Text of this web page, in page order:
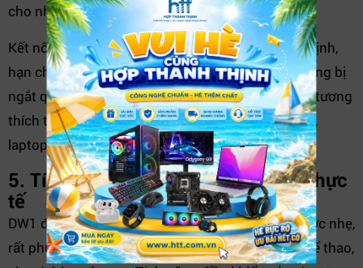
cho những buổi tập tiếp theo.
Kết nối Bluetooth 5.0 đảm bảo đường truyền ổn định,
hạn chế độ trễ, giữ cho âm thanh mượt mà và không bị
ngắt quãng trong phạm vi 10 mét. Tai nghe cũng tương
thích tốt với nhiều thiết bị như smartphone, tablet,
laptop.
5. Tính năng tiện ích và ứng dụng thực
tế
DW1 được trang bị khả năng chống mồ hôi và nước nhẹ,
rất phù hợp cho người thường xuyên tập luyện thể thao,